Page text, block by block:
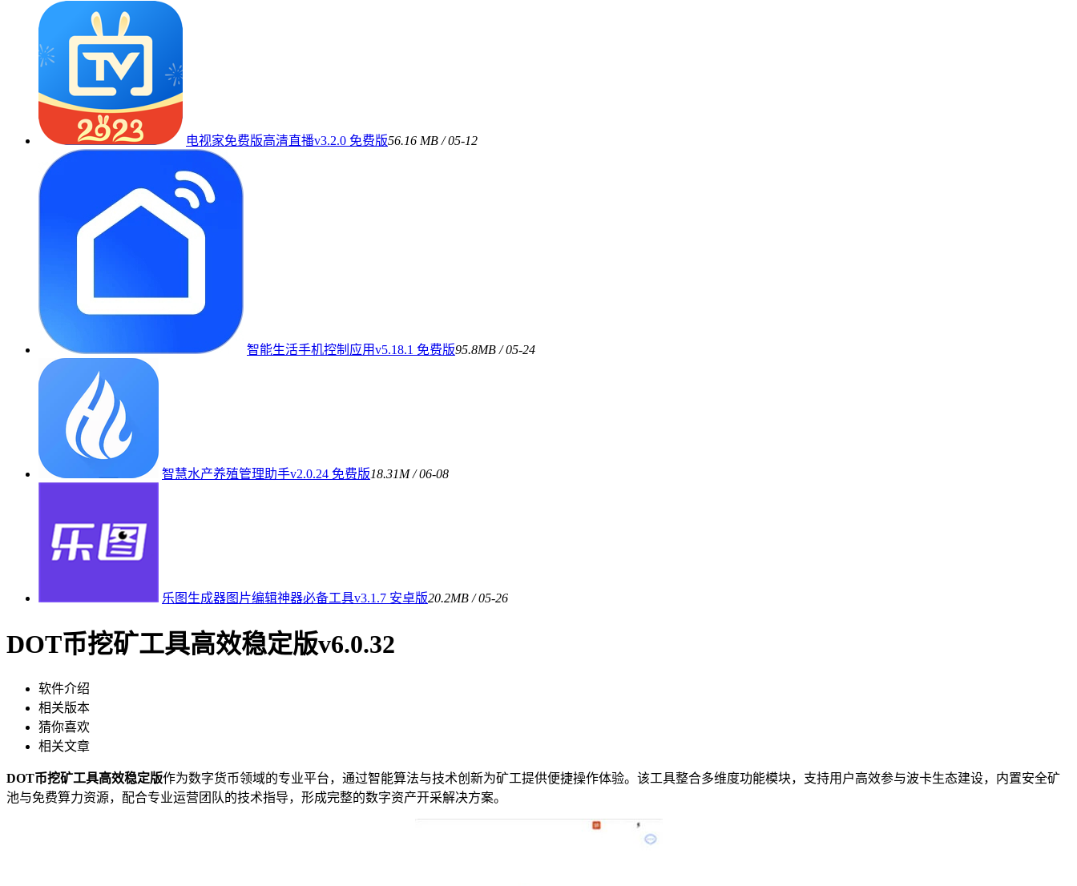
电视家免费版高清直播v3.2.0 免费版56.16 MB / 05-12
智能生活手机控制应用v5.18.1 免费版95.8MB / 05-24
智慧水产养殖管理助手v2.0.24 免费版18.31M / 06-08
乐图生成器图片编辑神器必备工具v3.1.7 安卓版20.2MB / 05-26
DOT币挖矿工具高效稳定版v6.0.32
软件介绍
相关版本
猜你喜欢
相关文章
DOT币挖矿工具高效稳定版作为数字货币领域的专业平台，通过智能算法与技术创新为矿工提供便捷操作体验。该工具整合多维度功能模块，支持用户高效参与波卡生态建设，内置安全矿
池与免费算力资源，配合专业运营团队的技术指导，形成完整的数字资产开采解决方案。